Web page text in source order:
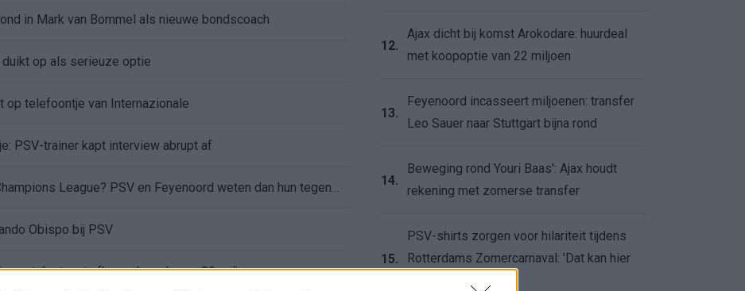
in Mark van Bommel als nieuwe bondscoach
op als serieuze optie
op telefoontje van Internazionale
PSV-trainer kapt interview abrupt af
Obispo bij PSV
talent met afkoopclausule van 80 miljoen
12.
Ajax dicht bij komst Arokodare: huurdeal
met koopoptie van 22 miljoen
13.
Feyenoord incasseert miljoenen: transfer
Leo Sauer naar Stuttgart bijna rond
14.
Beweging rond Youri Baas': Ajax houdt
rekening met zomerse transfer
15.
PSV-shirts zorgen voor hilariteit tijdens
Rotterdams Zomercarnaval: 'Dat kan hier